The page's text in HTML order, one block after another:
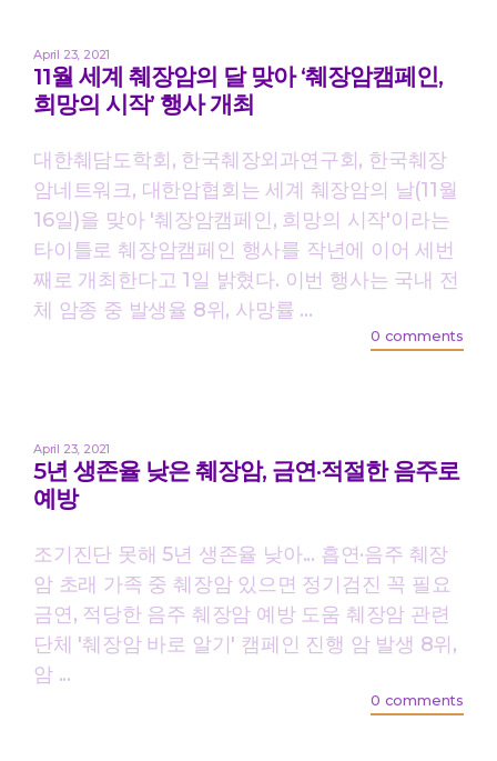
April 23, 2021
11월 세계 췌장암의 달 맞아 ‘췌장암캠페인,
희망의 시작’ 행사 개최
대한췌담도학회, 한국췌장외과연구회, 한국췌장
암네트워크, 대한암협회는 세계 췌장암의 날(11월
16일)을 맞아 '췌장암캠페인, 희망의 시작'이라는
타이틀로 췌장암캠페인 행사를 작년에 이어 세번
째로 개최한다고 1일 밝혔다. 이번 행사는 국내 전
체 암종 중 발생율 8위, 사망률 ...
0 comments
April 23, 2021
5년 생존율 낮은 췌장암, 금연·적절한 음주로
예방
조기진단 못해 5년 생존율 낮아... 흡연·음주 췌장
암 초래 가족 중 췌장암 있으면 정기검진 꼭 필요
금연, 적당한 음주 췌장암 예방 도움 췌장암 관련
단체 '췌장암 바로 알기' 캠페인 진행 암 발생 8위,
암 ...
0 comments